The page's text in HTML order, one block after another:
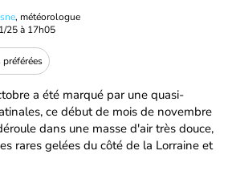
, météorologue
25 à 17h05
a été marqué par une quasi-
ce début de mois de novembre
dans une masse d'air très douce,
rares gelées du côté de la Lorraine et